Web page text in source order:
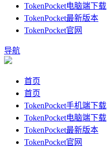
TokenPocket电脑端下载
TokenPocket最新版本
TokenPocket官网
导航
首页
首页
TokenPocket手机端下载
TokenPocket电脑端下载
TokenPocket最新版本
TokenPocket官网